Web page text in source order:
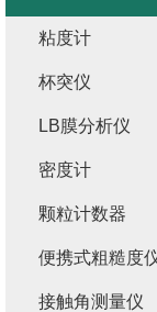
粘度计
杯突仪
LB膜分析仪
密度计
颗粒计数器
便携式粗糙度
接触角测量仪